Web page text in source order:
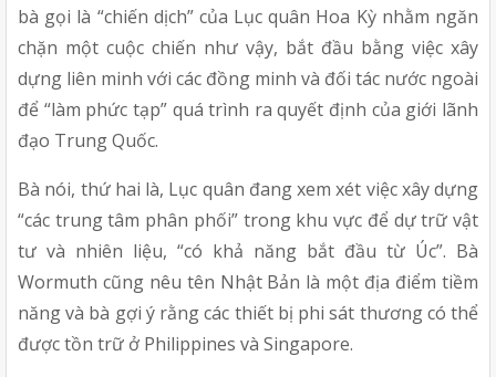
bà gọi là “chiến dịch” của Lục quân Hoa Kỳ nhằm ngăn
chặn một cuộc chiến như vậy, bắt đầu bằng việc xây
dựng liên minh với các đồng minh và đối tác nước ngoài
để “làm phức tạp” quá trình ra quyết định của giới lãnh
đạo Trung Quốc.
Bà nói, thứ hai là, Lục quân đang xem xét việc xây dựng
“các trung tâm phân phối” trong khu vực để dự trữ vật
tư và nhiên liệu, “có khả năng bắt đầu từ Úc”. Bà
Wormuth cũng nêu tên Nhật Bản là một địa điểm tiềm
năng và bà gợi ý rằng các thiết bị phi sát thương có thể
được tồn trữ ở Philippines và Singapore.